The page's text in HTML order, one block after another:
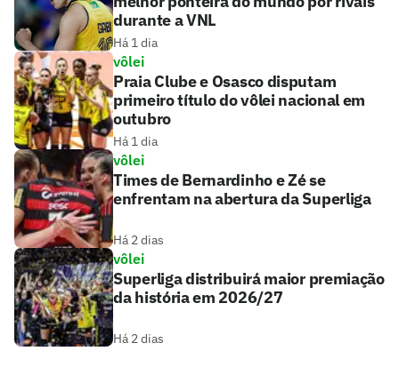
durante a VNL
Há 1 dia
vôlei
Praia Clube e Osasco disputam
primeiro título do vôlei nacional em
outubro
Há 1 dia
vôlei
Times de Bernardinho e Zé se
enfrentam na abertura da Superliga
Há 2 dias
vôlei
Superliga distribuirá maior premiação
da história em 2026/27
Há 2 dias